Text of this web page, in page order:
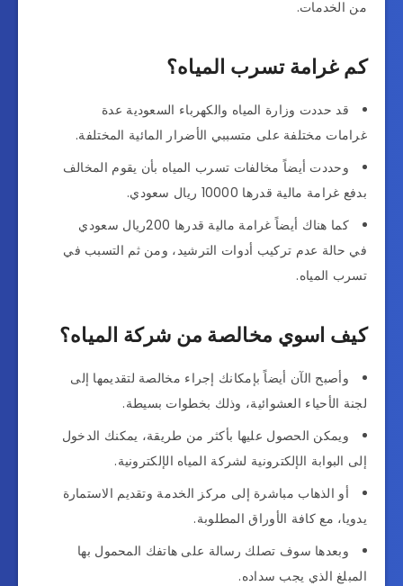
من الخدمات.
كم غرامة تسرب المياه؟
قد حددت وزارة المياه والكهرباء السعودية عدة
غرامات مختلفة على متسببي الأضرار المائية المختلفة.
وحددت أيضاً مخالفات تسرب المياه بأن يقوم المخالف
بدفع غرامة مالية قدرها 10000 ريال سعودي.
كما هناك أيضاً غرامة مالية قدرها 200ريال سعودي
في حالة عدم تركيب أدوات الترشيد، ومن ثم التسبب في
تسرب المياه.
كيف اسوي مخالصة من شركة المياه؟
وأصبح الآن أيضاً بإمكانك إجراء مخالصة لتقديمها إلى
لجنة الأحياء العشوائية، وذلك بخطوات بسيطة.
ويمكن الحصول عليها بأكثر من طريقة، يمكنك الدخول
إلى البوابة الإلكترونية لشركة المياه الإلكترونية.
أو الذهاب مباشرة إلى مركز الخدمة وتقديم الاستمارة
يدويا، مع كافة الأوراق المطلوبة.
وبعدها سوف تصلك رسالة على هاتفك المحمول بها
المبلغ الذي يجب سداده.